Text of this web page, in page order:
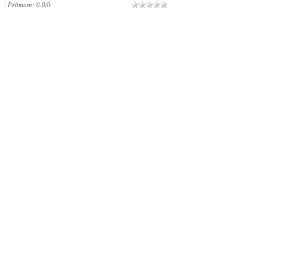
| Рейтинг: 0.0/0